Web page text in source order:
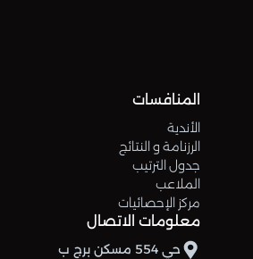
المنافسات
الأندية
الرزنامة و النتائج
جدول الترتيب
الملاعب
مركز الإحصائيات
معلومات الاتصال
حي 554 مسكن برج ب